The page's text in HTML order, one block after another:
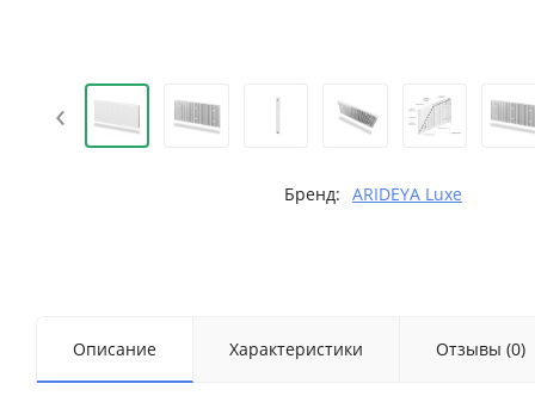
‹
Бренд: ARIDEYA Luxe
Описание Характеристики Отзывы (0)